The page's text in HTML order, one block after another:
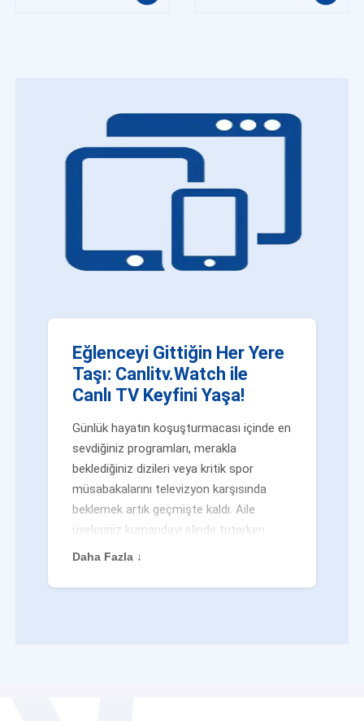
Eğlenceyi Gittiğin Her Yere
Taşı: Canlitv.Watch ile
Canlı TV Keyfini Yaşa!
Günlük hayatın koşuşturmacası içinde en
sevdiğiniz programları, merakla
beklediğiniz dizileri veya kritik spor
müsabakalarını televizyon karşısında
beklemek artık geçmişte kaldı. Aile
üyeleriniz kumandayı elinde tutarken
veya siz evden uzaktayken bile
değilsiniz. Geleneksel yayıncılığın
Daha Fazla ↓